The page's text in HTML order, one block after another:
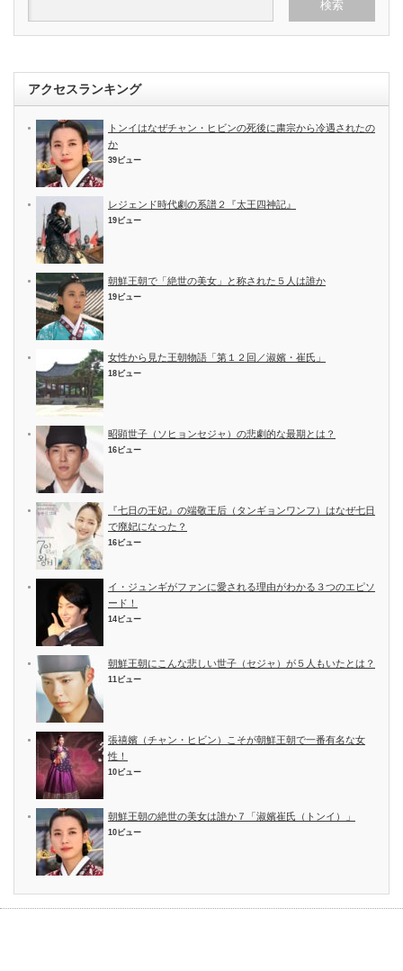
アクセスランキング
トンイはなぜチャン・ヒビンの死後に粛宗から冷遇されたの
か
39ビュー
レジェンド時代劇の系譜２『太王四神記』
19ビュー
朝鮮王朝で「絶世の美女」と称された５人は誰か
19ビュー
女性から見た王朝物語「第１２回／淑嬪・崔氏」
18ビュー
昭顕世子（ソヒョンセジャ）の悲劇的な最期とは？
16ビュー
『七日の王妃』の端敬王后（タンギョンワンフ）はなぜ七日
で廃妃になった？
16ビュー
イ・ジュンギがファンに愛される理由がわかる３つのエピソ
ード！
14ビュー
朝鮮王朝にこんな悲しい世子（セジャ）が５人もいたとは？
11ビュー
張禧嬪（チャン・ヒビン）こそが朝鮮王朝で一番有名な女
性！
10ビュー
朝鮮王朝の絶世の美女は誰か７「淑嬪崔氏（トンイ）」
10ビュー